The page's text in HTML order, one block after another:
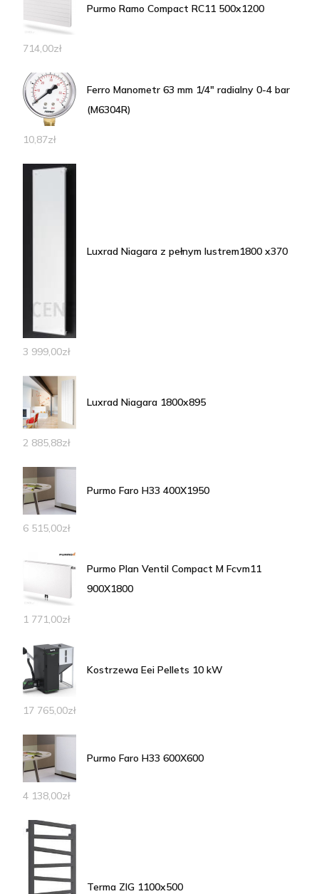
Purmo Ramo Compact RC11 500x1200
714,00zł
Ferro Manometr 63 mm 1/4" radialny 0-4 bar
(M6304R)
10,87zł
Luxrad Niagara z pełnym lustrem1800 x370
3 999,00zł
Luxrad Niagara 1800x895
2 885,88zł
Purmo Faro H33 400X1950
6 515,00zł
Purmo Plan Ventil Compact M Fcvm11
900X1800
1 771,00zł
Kostrzewa Eei Pellets 10 kW
17 765,00zł
Purmo Faro H33 600X600
4 138,00zł
Terma ZIG 1100x500